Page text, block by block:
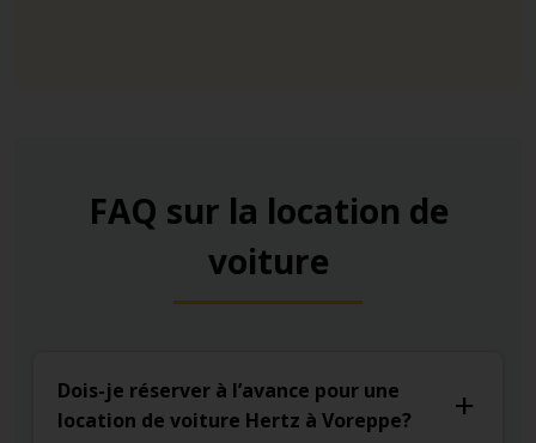
FAQ sur la location de
voiture
Dois-je réserver à l’avance pour une
location de voiture Hertz à Voreppe?